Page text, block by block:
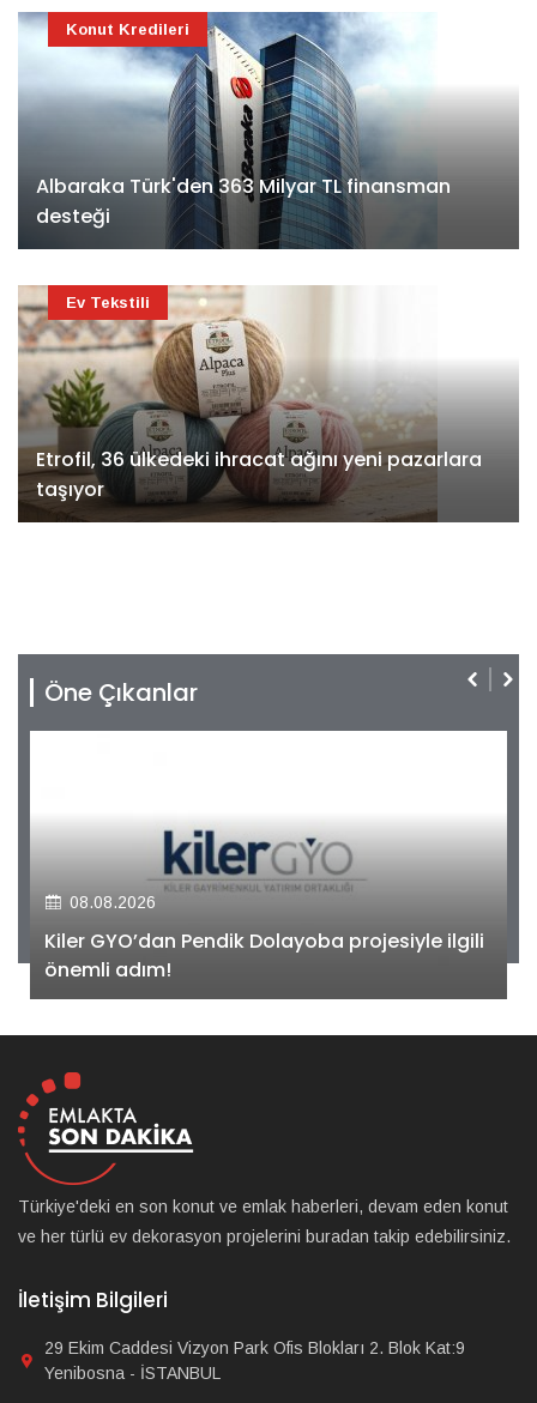
Albaraka Türk'den 363 Milyar TL finansman
desteği
Konut Kredileri
Etrofil, 36 ülkedeki ihracat ağını yeni pazarlara
taşıyor
Ev Tekstili
Öne Çıkanlar
08.08.2026
Kiler GYO’dan Pendik Dolayoba projesiyle ilgili
önemli adım!
Türkiye'deki en son konut ve emlak haberleri, devam eden konut
ve her türlü ev dekorasyon projelerini buradan takip edebilirsiniz.
İletişim Bilgileri
29 Ekim Caddesi Vizyon Park Ofis Blokları 2. Blok Kat:9
Yenibosna - İSTANBUL